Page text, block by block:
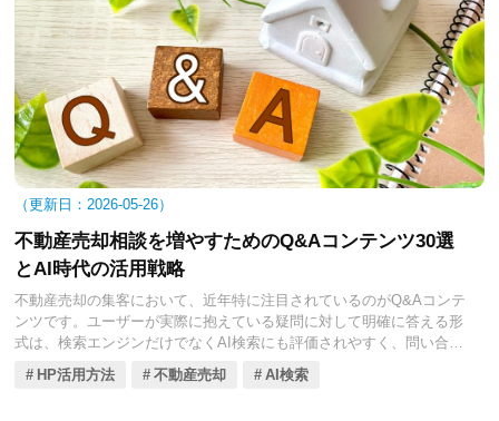
2026-05-26
不動産売却相談を増やすためのQ&Aコンテンツ30選
とAI時代の活用戦略
不動産売却の集客において、近年特に注目されているのがQ&Aコンテ
ンツです。ユーザーが実際に抱えている疑問に対して明確に答える形
式は、検索エンジンだけでなくAI検索にも評価されやすく、問い合わ
せ獲得に直結しやすい特徴があります。特に2025年以降は、AIによる
回答生成の中で「分かりやすく整理された情報」が引用されるケース
HP活用方法 不動産売却 AI検索